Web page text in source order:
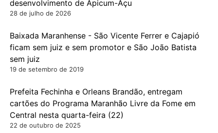
desenvolvimento de Apicum-Açu
28 de julho de 2026
Baixada Maranhense - São Vicente Ferrer e Cajapió
ficam sem juiz e sem promotor e São João Batista
sem juiz
19 de setembro de 2019
Prefeita Fechinha e Orleans Brandão, entregam
cartões do Programa Maranhão Livre da Fome em
Central nesta quarta-feira (22)
22 de outubro de 2025